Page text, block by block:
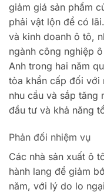
giảm giá sản phẩm
phải vật lộn để có
và kinh doanh ô tô,
ngành công nghiệp
Anh trong hai năm
tỏa khẩn cấp đối với
nhu cầu và sắp tăng
đầu tư và khả năng
Phản đối nhiệm vụ
Các nhà sản xuất ô
hành lang để giảm
năm, với lý do lo